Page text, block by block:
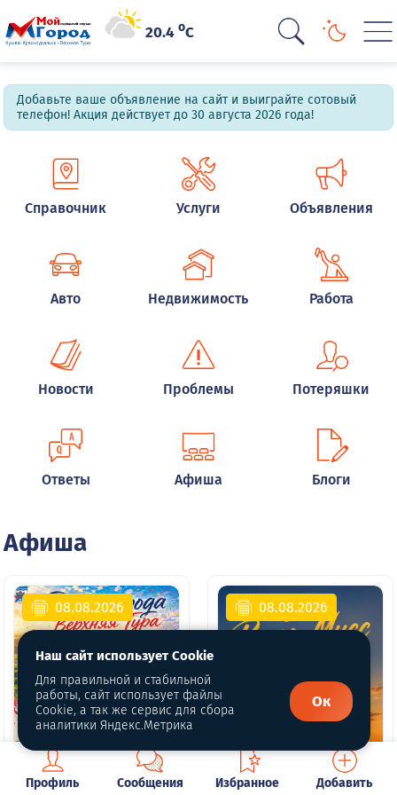
20.4oC
Добавьте ваше объявление на сайт и выиграйте сотовый
телефон! Акция действует до 30 августа 2026 года!
Справочник Услуги Объявления
Авто Недвижимость Работа
Новости Проблемы Потеряшки
Ответы Афиша Блоги
Афиша
08.08.2026 08.08.2026
Профиль Сообщения Избранное Добавить
Наш сайт использует Cookie
Для правильной и стабильной
работы, сайт использует файлы
Cookie, а так же сервис для сбора
аналитики Яндекс.Метрика
Ок